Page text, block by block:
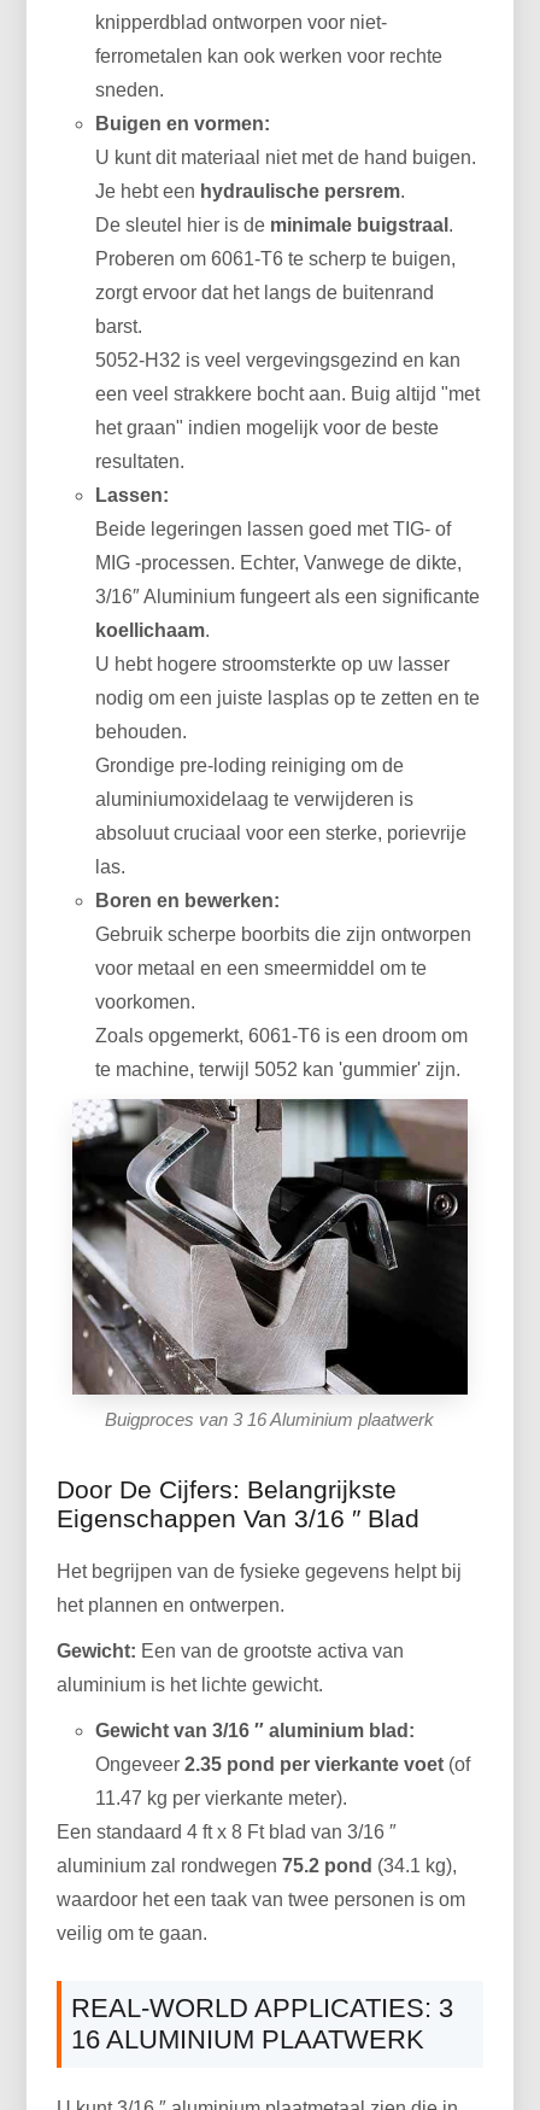
knipperdblad ontworpen voor niet-
ferrometalen kan ook werken voor rechte
sneden.
Buigen en vormen:
U kunt dit materiaal niet met de hand buigen.
Je hebt een hydraulische persrem.
De sleutel hier is de minimale buigstraal .
Proberen om 6061-T6 te scherp te buigen,
zorgt ervoor dat het langs de buitenrand
barst.
5052-H32 is veel vergevingsgezind en kan
een veel strakkere bocht aan. Buig altijd "met
het graan" indien mogelijk voor de beste
resultaten.
Lassen:
Beide legeringen lassen goed met TIG- of
MIG -processen. Echter, Vanwege de dikte,
3/16″ Aluminium fungeert als een significante
koellichaam.
U hebt hogere stroomsterkte op uw lasser
nodig om een ​​juiste lasplas op te zetten en te
behouden.
Grondige pre-loding reiniging om de
aluminiumoxidelaag te verwijderen is
absoluut cruciaal voor een sterke, porievrije
las.
Boren en bewerken:
Gebruik scherpe boorbits die zijn ontworpen
voor metaal en een smeermiddel om te
voorkomen.
Zoals opgemerkt, 6061-T6 is een droom om
te machine, terwijl 5052 kan 'gummier' zijn.
Buigproces van 3 16 Aluminium plaatwerk
Door De Cijfers: Belangrijkste
Eigenschappen Van 3/16 ″ Blad
Het begrijpen van de fysieke gegevens helpt bij
het plannen en ontwerpen.
Gewicht: Een van de grootste activa van
aluminium is het lichte gewicht.
Gewicht van 3/16 ″ aluminium blad:
Ongeveer2.35 pond per vierkante voet (of
11.47 kg per vierkante meter).
Een standaard 4 ft x 8 Ft blad van 3/16 ″
aluminium zal rondwegen75.2 pond (34.1 kg),
waardoor het een taak van twee personen is om
veilig om te gaan.
REAL-WORLD APPLICATIES: 3
16 ALUMINIUM PLAATWERK